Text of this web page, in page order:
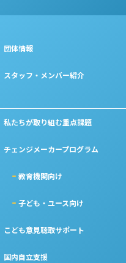
団体情報
スタッフ・メンバー紹介
私たちが取り組む重点課題
チェンジメーカープログラム
教育機関向け
子ども・ユース向け
こども意見聴取サポート
国内自立支援